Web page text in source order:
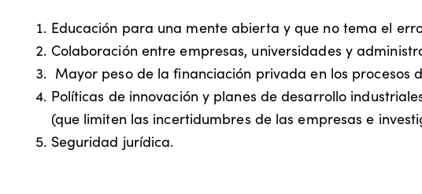
Educación para una mente abierta y que no tema el
Colaboración entre empresas, universidades y
Mayor peso de la financiación privada en los procesos
Políticas de innovación y planes de desarrollo
(que limiten las incertidumbres de las empresas e
Seguridad jurídica.